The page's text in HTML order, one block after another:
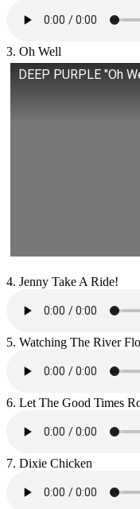
3. Oh Well
DEEP PURPLE "Oh
4. Jenny Take A Ride!
5. Watching The River
6. Let The Good Times
7. Dixie Chicken